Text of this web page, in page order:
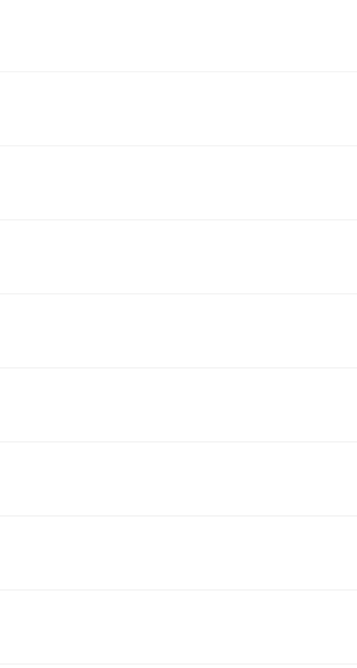
próprio emprego.